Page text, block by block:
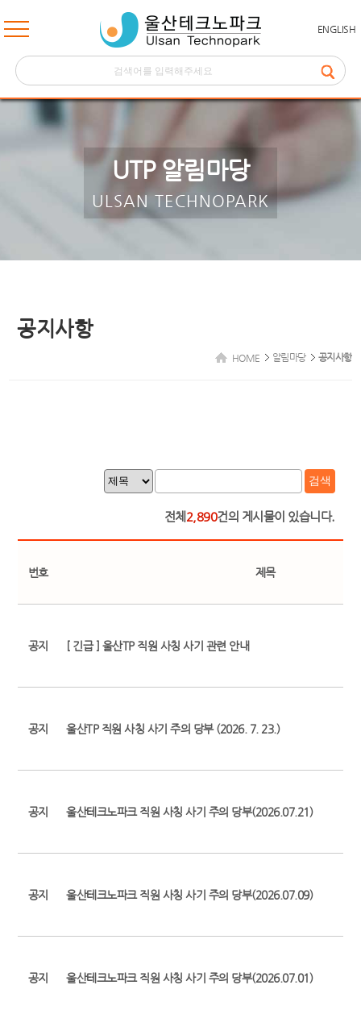
ENGLISH
UTP 알림마당
ULSAN TECHNOPARK
공지사항
HOME 알림마당 공지사항
검색
전체 2,890건의 게시물이 있습니다.
번호 제목
공지 [ 긴급 ] 울산TP 직원 사칭 사기 관련 안내
공지 울산TP 직원 사칭 사기 주의 당부 (2026. 7. 23.)
공지 울산테크노파크 직원 사칭 사기 주의 당부(2026.07.21)
공지 울산테크노파크 직원 사칭 사기 주의 당부(2026.07.09)
공지 울산테크노파크 직원 사칭 사기 주의 당부(2026.07.01)